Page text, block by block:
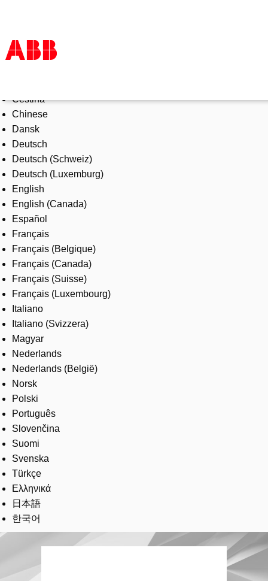
Products & Solutions
Industries
Services
About us
Where to buy
Contact us
Careers
Čeština
Chinese
Dansk
Deutsch
Deutsch (Schweiz)
Deutsch (Luxemburg)
English
English (Canada)
Español
Français
Français (Belgique)
Français (Canada)
Français (Suisse)
Français (Luxembourg)
Italiano
Italiano (Svizzera)
Magyar
Nederlands
Nederlands (België)
Norsk
Polski
Português
Slovenčina
Suomi
Svenska
Türkçe
Ελληνικά
日本語
한국어